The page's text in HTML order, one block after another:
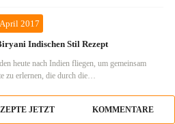
2017
Indischen Stil Rezept
heute nach Indien fliegen, um gemeinsam
zu erlernen, die durch die…
JETZT KOMMENTARE